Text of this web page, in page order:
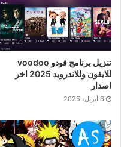
تنزيل برنامج فودو voodoo
للايفون وللاندرويد 2025 اخر
اصدار
6 أبريل، 2025